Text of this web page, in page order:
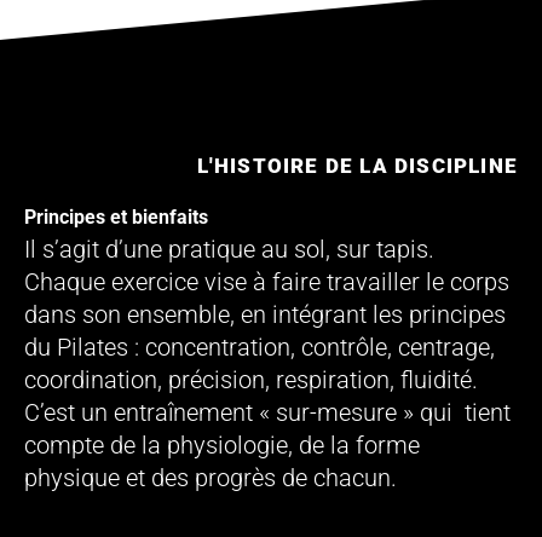
L'HISTOIRE DE LA DISCIPLINE
Principes et bienfaits
Il s’agit d’une pratique au sol, sur tapis.
Chaque exercice vise à faire travailler le corps
dans son ensemble, en intégrant les principes
du Pilates : concentration, contrôle, centrage,
coordination, précision, respiration, fluidité.
C’est un entraînement « sur-mesure » qui tient
compte de la physiologie, de la forme
physique et des progrès de chacun.